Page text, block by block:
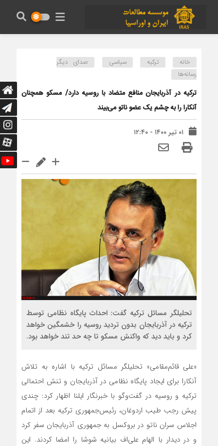
خانه ترکیه سیاسی
صدای دیگر
رسانه‌ها
ترکیه در آذربایجان منافع متضاد با روسیه دارد/ مسکو همچنان
آنکارا را به چشم یک عضو ناتو می‌بیند
۰۱ تیر ۱۴۰۰ - ۱۲:۴۰
تحلیلگر مسائل ترکیه گفت: احداث پایگاه نظامی توسط
ترکیه در آذربایجان بدون تردید روسیه را خشمگین خواهد
کرد و باید دید که واکنش مسکو تا چه حد تند خواهد بود.
«علی قائم‌مقامی» تحلیلگر مسائل ترکیه با اشاره به تلاش
آنکارا برای ایجاد پایگاه نظامی در آذربایجان و تنش احتمالی
ترکیه و روسیه در گفت‌وگو با خبرنگار ایلنا اظهار کرد: چندی
پیش رجب طیب اردوغان، رئیس‌جمهوری ترکیه بعد از اتمام
اجلاس سران ناتو در بروکسل به جمهوری آذربایجان سفر کرد
و در دیدار با الهام علی‌اف بیانیه شوشا را امضا کردند. این